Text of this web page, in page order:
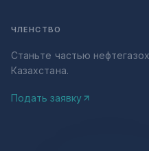
ЧЛЕНСТВО
Станьте частью
Казахстана.
Подать заявку